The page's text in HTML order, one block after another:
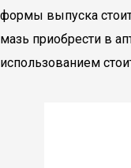
формы выпуска
мазь приобрести в
использованием